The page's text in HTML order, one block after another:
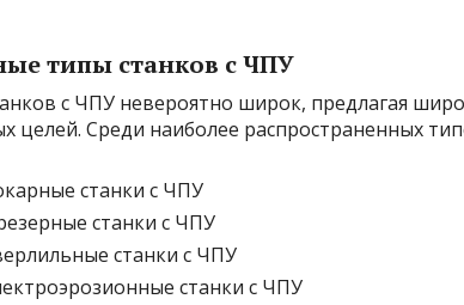
типы станков с ЧПУ
с ЧПУ невероятно широк, предлагая
целей. Среди наиболее распространенных
станки с ЧПУ
станки с ЧПУ
станки с ЧПУ
станки с ЧПУ